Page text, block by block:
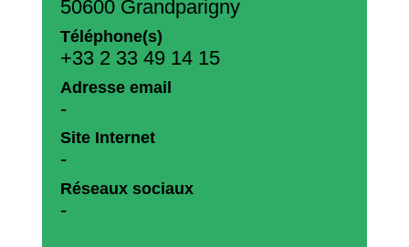
50600 Grandparigny
Téléphone(s)
+33 2 33 49 14 15
Adresse email
-
Site Internet
-
Réseaux sociaux
-